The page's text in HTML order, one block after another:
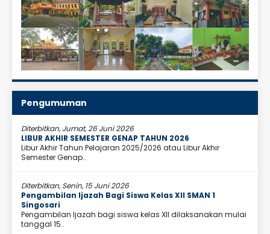
Pengumuman
Diterbitkan, Jumat, 26 Juni 2026
LIBUR AKHIR SEMESTER GENAP TAHUN 2026
Libur Akhir Tahun Pelajaran 2025/2026 atau Libur Akhir
Semester Genap..
Diterbitkan, Senin, 15 Juni 2026
Pengambilan Ijazah Bagi Siswa Kelas XII SMAN 1
Singosari
Pengambilan Ijazah bagi siswa kelas XII dilaksanakan mulai
tanggal 15..